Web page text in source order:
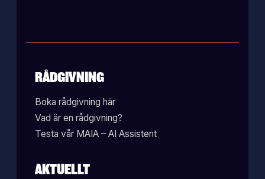
RÅDGIVNING
Boka rådgivning här
Vad är en rådgivning?
Testa vår MAIA – AI Assistent
AKTUELLT